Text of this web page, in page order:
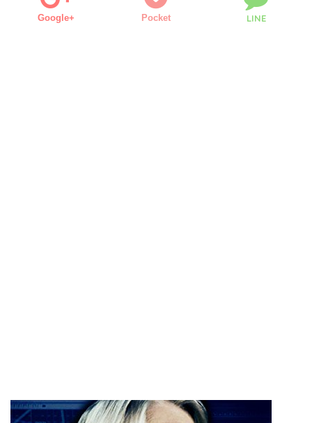
Google+ Pocket LINE